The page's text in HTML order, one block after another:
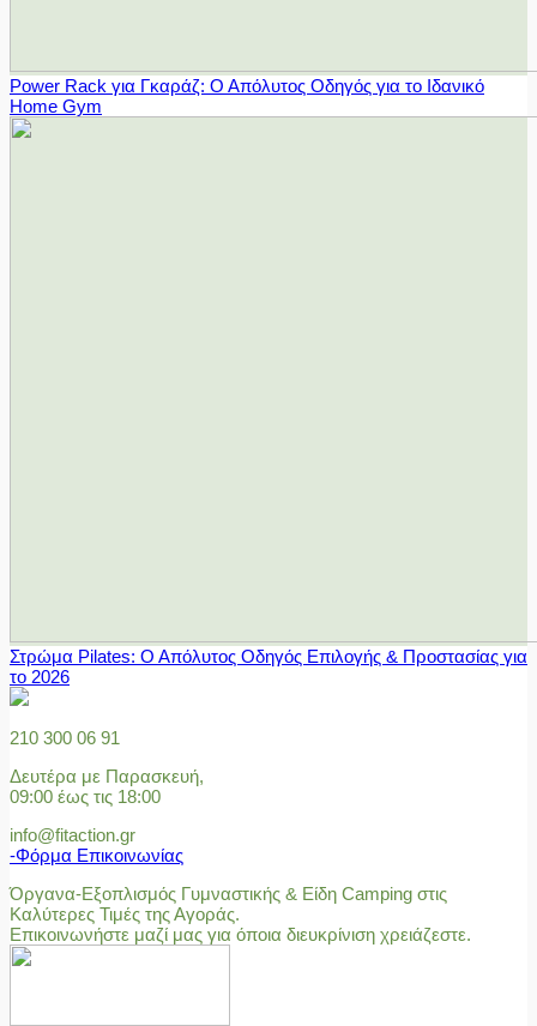
Power Rack για Γκαράζ: Ο Απόλυτος Οδηγός για το Ιδανικό
Home Gym
Στρώμα Pilates: Ο Απόλυτος Οδηγός Επιλογής & Προστασίας για
το 2026
210 300 06 91
Δευτέρα με Παρασκευή,
09:00 έως τις 18:00
info@fitaction.gr
-Φόρμα Επικοινωνίας
Όργανα-Εξοπλισμός Γυμναστικής & Είδη Camping στις
Καλύτερες Τιμές της Αγοράς.
Επικοινωνήστε μαζί μας για όποια διευκρίνιση χρειάζεστε.